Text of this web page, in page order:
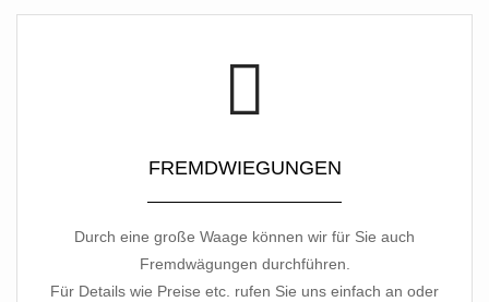
FREMDWIEGUNGEN
Durch eine große Waage können wir für Sie auch
Fremdwägungen durchführen.
Für Details wie Preise etc. rufen Sie uns einfach an oder